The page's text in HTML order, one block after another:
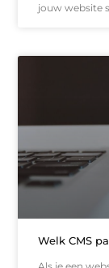
jouw website
Welk CMS